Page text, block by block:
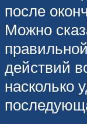
после
Можно
действий
насколько